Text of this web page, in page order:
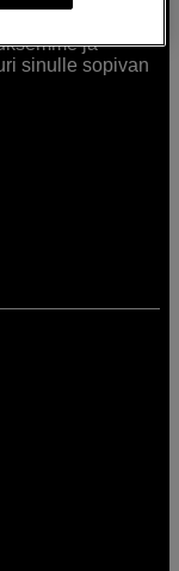
ja
sinulle sopivan